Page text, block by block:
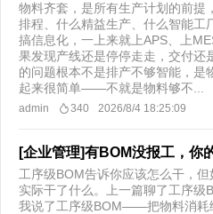
物料齐套，是所有生产计划的前提
排程、什么精益生产、什么智能工
搞信息化，一上来就上APS、上
果发现产线还是停停走走，交付还
的问题根本不是排产不够智能，是
起来很简单——不就是物料够不...
admin 340 2026/8/4 18:25:09
[企业管理]有BOM没报工，你
工序级BOM告诉你应该怎么干，
实际干了什么。上一篇聊了工序级
我说了工序级BOM——把物料消耗